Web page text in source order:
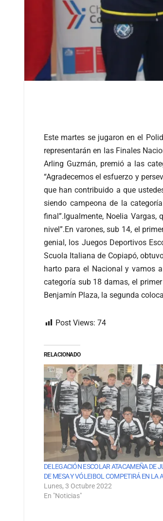
Este martes se jugaron en el
representarán en las Finales
Arling Guzmán, premió a las
“Agradecemos el esfuerzo y
que han contribuido a que
siendo campeona de la
final”.Igualmente, Noelia
nivel”.En varones, sub 14, el
genial, los Juegos Deportivos
Scuola Italiana de Copiapó,
harto para el Nacional y vamos
categoría sub 18 damas, el
Benjamín Plaza, la segunda
Post Views: 74
RELACIONADO
DELEGACIÓN ESCOLAR ATACAMEÑA DE
DE MESA Y VÓLEIBOL COMPETIRÁ EN LA
Lunes, 3 Octubre 2022
En "Noticias"